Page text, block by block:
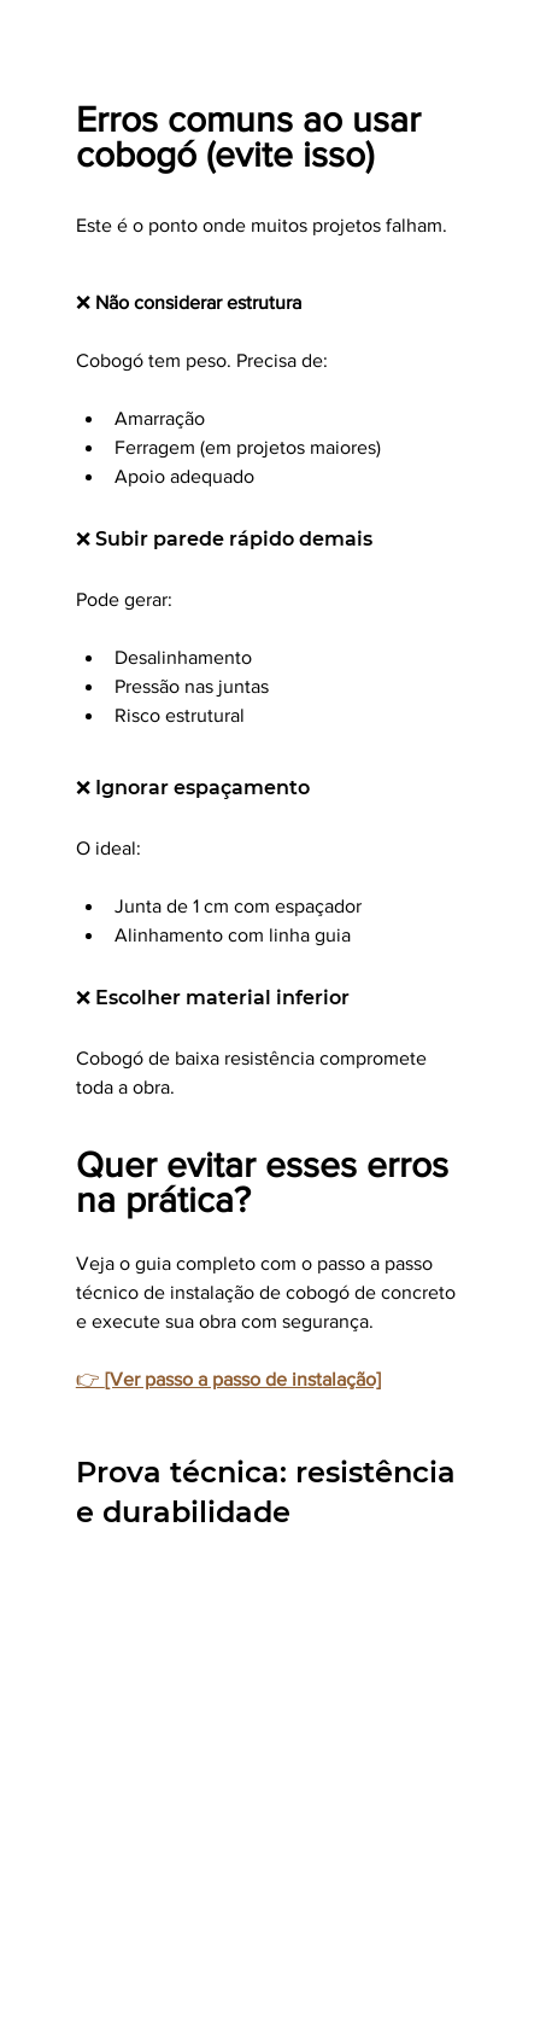
Erros comuns ao usar
cobogó (evite isso)
Este é o ponto onde muitos projetos falham.
❌ Não considerar estrutura
Cobogó tem peso. Precisa de:
Amarração
Ferragem (em projetos maiores)
Apoio adequado
❌ Subir parede rápido demais
Pode gerar:
Desalinhamento
Pressão nas juntas
Risco estrutural
❌ Ignorar espaçamento
O ideal:
Junta de 1 cm com espaçador
Alinhamento com linha guia
❌ Escolher material inferior
Cobogó de baixa resistência compromete
toda a obra.
Quer evitar esses erros
na prática?
Veja o guia completo com o passo a passo
técnico de instalação de cobogó de concreto
e execute sua obra com segurança.
👉 [Ver passo a passo de instalação]
Prova técnica: resistência
e durabilidade